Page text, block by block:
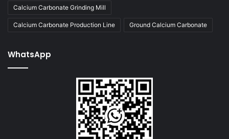
Calcium Carbonate Grinding Mill
Calcium Carbonate Production Line Ground Calcium Carbonate
WhatsApp